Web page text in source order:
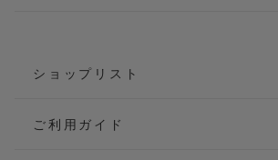
ショップリスト
ご利用ガイド